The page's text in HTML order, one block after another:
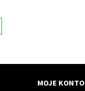
MOJE KONTO